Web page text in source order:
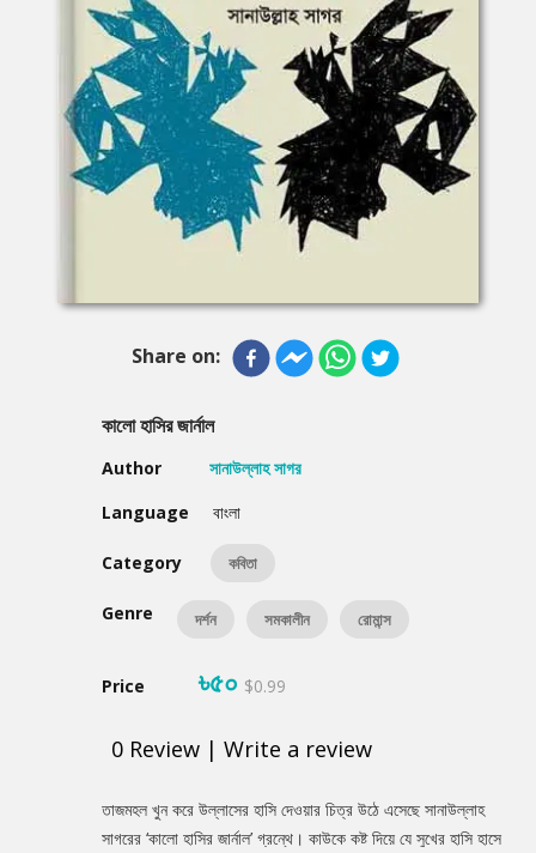
Share on:
কালো হাসির জার্নাল
Author
সানাউল্লাহ সাগর
Language
বাংলা
Category কবিতা
Genre দর্শন সমকালীন রোমান্স
Price ৳৫০ $0.99
0 Review | Write a review
Summery
তাজমহল খুন করে উল্লাসের হাসি দেওয়ার চিত্র উঠে এসেছে সানাউল্লাহ
সাগরের ‘কালো হাসির জার্নাল’ গ্রন্থে। কাউকে কষ্ট দিয়ে যে সুখের হাসি হাসে